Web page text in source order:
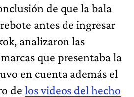
de que la bala
antes de ingresar
analizaron las
que presentaba la
en cuenta además el
de los videos del hecho